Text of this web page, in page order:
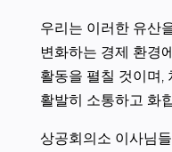
우리는 이러한 유산
변화하는 경제 환경
활동을 펼칠 것이며,
활발히 소통하고 화
상공회의소 이사님